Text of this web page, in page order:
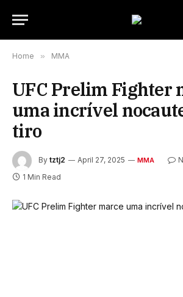
Home » MMA
UFC Prelim Fighter
uma incrível
tiro
By tztj2 April 27, 2025 MMA
1 Min Read